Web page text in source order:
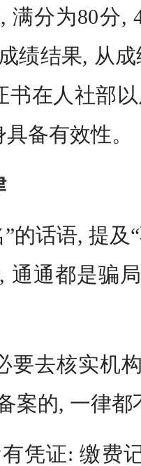
满分为80分,
绩结果, 从
书在人社部
备有效性。
的话语, 提及
通通都是骗
要去核实机
案的, 一律都
凭证: 缴费